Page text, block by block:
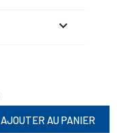
AJOUTER AU PANIER
